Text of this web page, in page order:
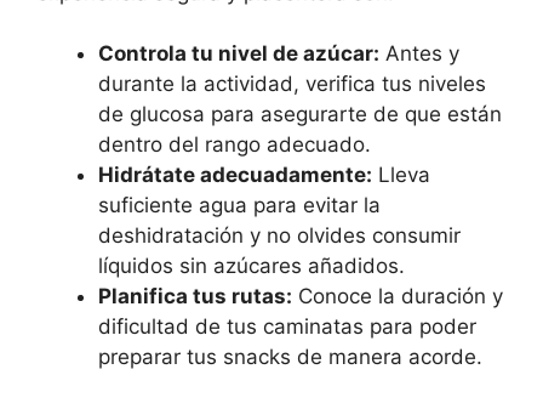
Controla tu nivel de azúcar: Antes y
durante la actividad, verifica tus niveles
de glucosa para asegurarte de que están
dentro del rango adecuado.
Hidrátate adecuadamente: Lleva
suficiente agua para evitar la
deshidratación y no olvides consumir
líquidos sin azúcares añadidos.
Planifica tus rutas: Conoce la duración y
dificultad de tus caminatas para poder
preparar tus snacks de manera acorde.